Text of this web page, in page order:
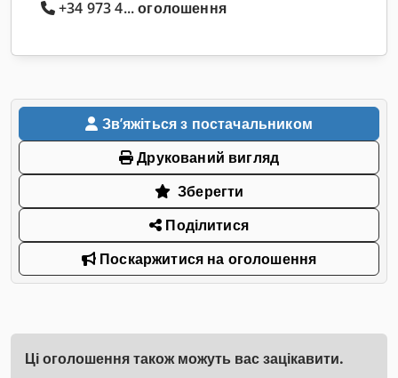
+34 973 4... оголошення
Звʼяжіться з постачальником
Друкований вигляд
Зберегти
Поділитися
Поскаржитися на оголошення
Ці оголошення також можуть вас зацікавити.